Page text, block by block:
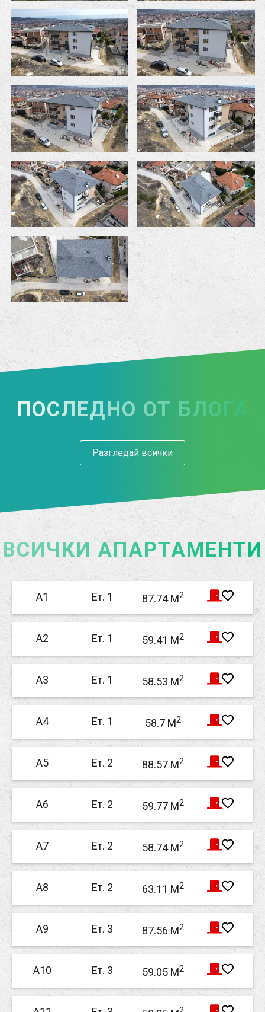
ПОСЛЕДНO ОТ БЛОГА
Разгледай всички
ВСИЧКИ АПАРТАМЕНТИ
А1 Ет. 1 87.74 M2
А2 Ет. 1 59.41 M2
А3 Ет. 1 58.53 M2
А4 Ет. 1 58.7 M2
А5 Ет. 2 88.57 M2
А6 Ет. 2 59.77 M2
А7 Ет. 2 58.74 M2
А8 Ет. 2 63.11 M2
А9 Ет. 3 87.56 M2
А10 Ет. 3 59.05 M2